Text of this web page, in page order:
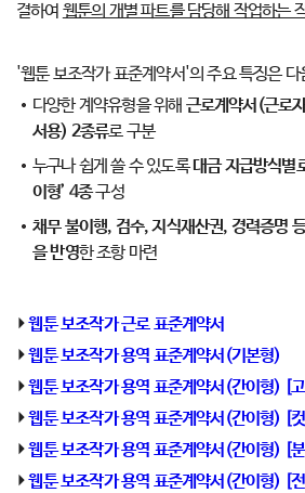
결하여 웹툰의 개별 파트를 담당해 작업하는
'웹툰 보조작가 표준계약서'의 주요 특징은 다
다양한 계약유형을 위해 근로계약서(근로
서용) 2종류로 구분
누구나 쉽게 쓸 수 있도록대금 지급방식별
이형’ 4종구성
채무 불이행, 검수, 지식재산권, 경력증명
을 반영한 조항 마련
⏵웹툰 보조작가 근로 표준계약서
⏵웹툰 보조작가 용역 표준계약서(기본형)
⏵웹툰 보조작가 용역 표준계약서(간이형) [
⏵웹툰 보조작가 용역 표준계약서(간이형) [
⏵웹툰 보조작가 용역 표준계약서(간이형) [
⏵웹툰 보조작가 용역 표준계약서(간이형) [